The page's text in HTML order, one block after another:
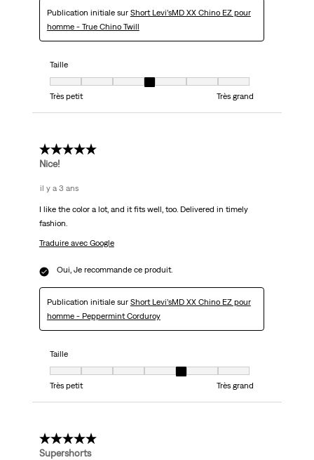
Publication initiale sur Short Levi’sMD XX Chino EZ pour
homme - True Chino Twill
Taille
Taille, 4 sur 7, où 1 est égal à Très petit et 7 est égal à Très grand
Très petit
Très grand
5 étoile(s) sur 5.
Nice!
il y a 3 ans
I like the color a lot, and it fits well, too. Delivered in timely
fashion.
Traduire avec Google
Oui, Je recommande ce produit.
Publication initiale sur Short Levi’sMD XX Chino EZ pour
homme - Peppermint Corduroy
Taille
Taille, 5 sur 7, où 1 est égal à Très petit et 7 est égal à Très grand
Très petit
Très grand
5 étoile(s) sur 5.
Supershorts